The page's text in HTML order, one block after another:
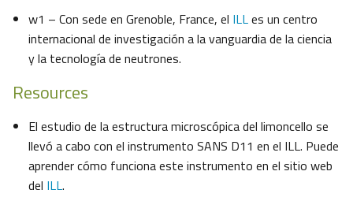
w1 – Con sede en Grenoble, France, el ILLes un centro
internacional de investigación a la vanguardia de la ciencia
y la tecnología de neutrones.
Resources
El estudio de la estructura microscópica del limoncello se
llevó a cabo con el instrumento SANS D11 en el ILL. Puede
aprender cómo funciona este instrumento en el sitio web
del ILL.